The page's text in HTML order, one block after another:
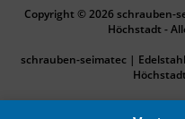
Copyright © 2026 schrauben-
Höchstadt -
schrauben-seimatec |